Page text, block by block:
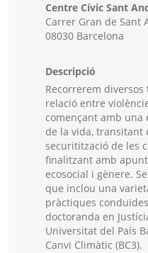
Centre Cívic Sant
Carrer Gran de Sant
08030 Barcelona
Descripció
Recorrerem
relació entre
començant amb una
de la vida, transitant
securitització de les
finalitzant amb
ecosocial i gènere.
que inclou una
pràctiques
doctoranda en
Universitat del País
Canvi Climàtic (BC3).